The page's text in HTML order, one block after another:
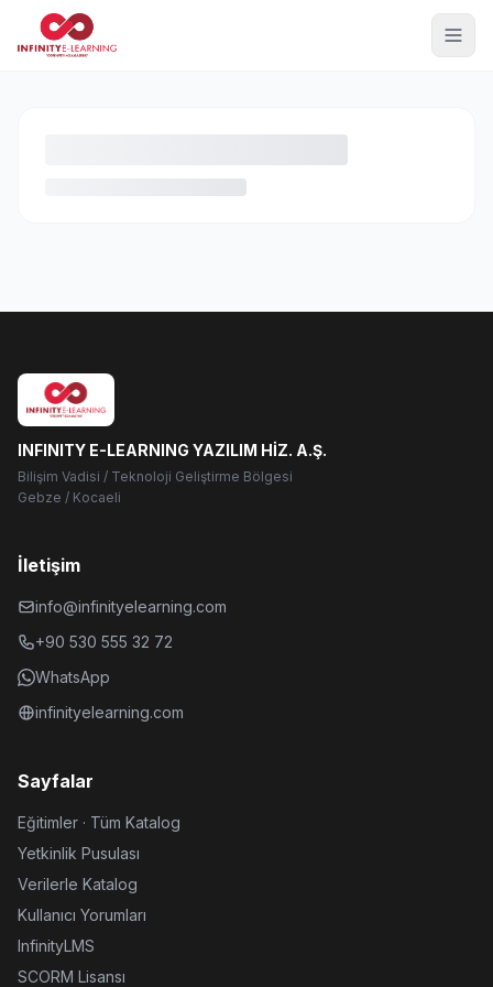
INFINITY E-LEARNING YAZILIM HİZ. A.Ş.
Bilişim Vadisi / Teknoloji Geliştirme Bölgesi
Gebze / Kocaeli
İletişim
info@infinityelearning.com
+90 530 555 32 72
WhatsApp
infinityelearning.com
Sayfalar
Eğitimler · Tüm Katalog
Yetkinlik Pusulası
Verilerle Katalog
Kullanıcı Yorumları
InfinityLMS
SCORM Lisansı